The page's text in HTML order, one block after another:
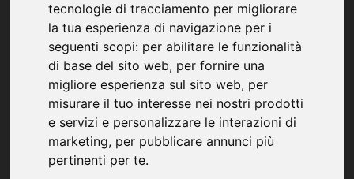
tecnologie di tracciamento per migliorare
la tua esperienza di navigazione per i
seguenti scopi: per abilitare le funzionalità
di base del sito web, per fornire una
migliore esperienza sul sito web, per
misurare il tuo interesse nei nostri prodotti
e servizi e personalizzare le interazioni di
marketing, per pubblicare annunci più
pertinenti per te.